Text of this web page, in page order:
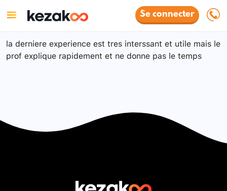
Se connecter
la derniere experience est tres interssant et utile mais le
prof explique rapidement et ne donne pas le temps